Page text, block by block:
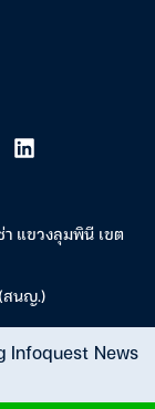
แขวงลุมพินี เขต
สนญ.)
Infoquest News